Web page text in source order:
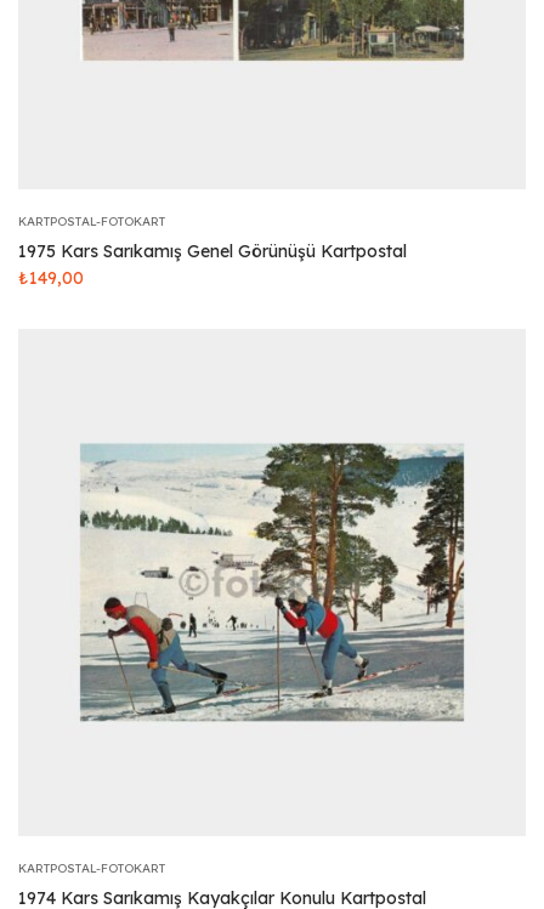
KARTPOSTAL-FOTOKART
1975 Kars Sarıkamış Genel Görünüşü Kartpostal
₺149,00
KARTPOSTAL-FOTOKART
1974 Kars Sarıkamış Kayakçılar Konulu Kartpostal